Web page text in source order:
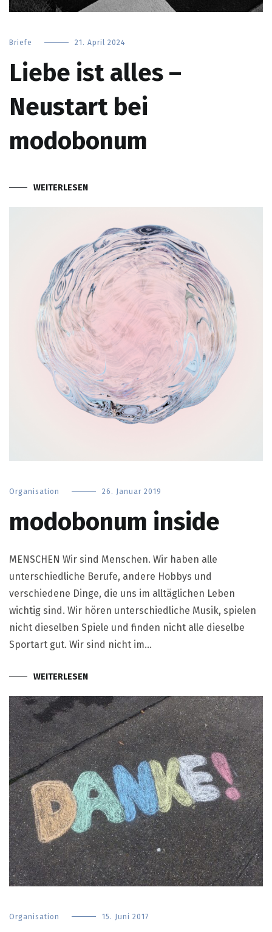
Briefe 21. April 2024
Liebe ist alles –
Neustart bei
modobonum
WEITERLESEN
Organisation 26. Januar 2019
modobonum inside
MENSCHEN Wir sind Menschen. Wir haben alle
unterschiedliche Berufe, andere Hobbys und
verschiedene Dinge, die uns im alltäglichen Leben
wichtig sind. Wir hören unterschiedliche Musik, spielen
nicht dieselben Spiele und finden nicht alle dieselbe
Sportart gut. Wir sind nicht im…
WEITERLESEN
Organisation 15. Juni 2017